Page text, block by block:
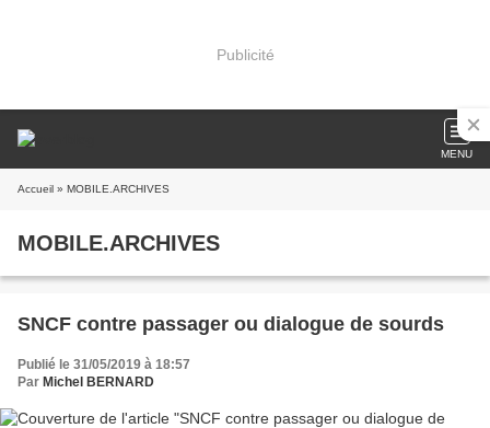
Publicité
MENU
Accueil » MOBILE.ARCHIVES
MOBILE.ARCHIVES
SNCF contre passager ou dialogue de sourds
Publié le 31/05/2019 à 18:57
Par Michel BERNARD